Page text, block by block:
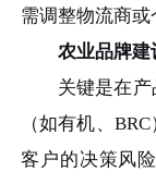
需调整物流商或
农业品牌建
关键是在产
（如有机、
客户的决策风